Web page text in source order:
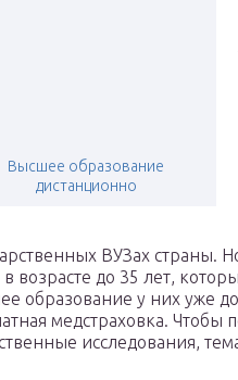
Высшее образование
дистанционно
ВУЗах страны.
возрасте до 35 лет,
образование у них уже
медстраховка. Чтобы
исследования,